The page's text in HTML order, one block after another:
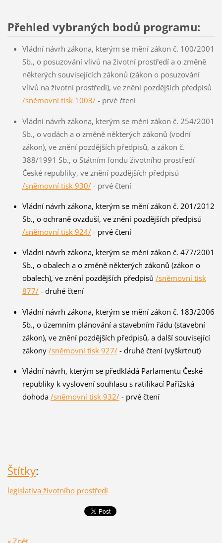
Přehled vybraných bodů programu:
Vládní návrh zákona, kterým se mění zákon č. 100/2001
Sb., o posuzování vlivů na životní prostředí a o změně
některých souvisejících zákonů (zákon o posuzování
vlivů na životní prostředí), ve znění pozdějších předpisů
/sněmovní tisk 1003/- prvé čtení
Vládní návrh zákona, kterým se mění zákon č. 254/2001
Sb., o vodách a o změně některých zákonů (vodní
zákon), ve znění pozdějších předpisů, a zákon č.
388/1991 Sb., o Státním fondu životního prostředí
České republiky, ve znění pozdějších předpisů
/sněmovní tisk 930/- prvé čtení
Vládní návrh zákona, kterým se mění zákon č. 201/2012
Sb., o ochraně ovzduší, ve znění pozdějších předpisů
/sněmovní tisk 924/- prvé čtení
Vládní návrh zákona, kterým se mění zákon č. 477/2001
Sb., o obalech a o změně některých zákonů (zákon o
obalech), ve znění pozdějších předpisů /sněmovní tisk
877/- druhé čtení
Vládní návrh zákona, kterým se mění zákon č. 183/2006
Sb., o územním plánování a stavebním řádu (stavební
zákon), ve znění pozdějších předpisů, a další související
zákony /sněmovní tisk 927/- druhé čtení (vyškrtnut)
Vládní návrh, kterým se předkládá Parlamentu České
republiky k vyslovení souhlasu s ratifikací Pařížská
dohoda /sněmovní tisk 932/- prvé čtení
Štítky:
legislativa životního prostředí